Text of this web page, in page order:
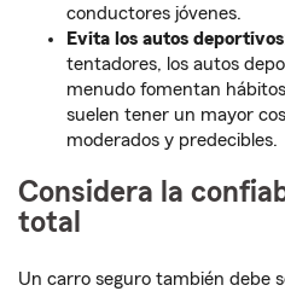
conductores jóvenes.
Evita los autos deportivos
tentadores, los autos
menudo fomentan
suelen tener un mayor
moderados y predecibles.
Considera la
total
Un carro seguro también debe